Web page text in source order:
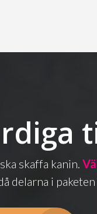
skaffa kanin.
delarna i